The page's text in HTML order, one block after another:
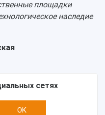
площадки
наследие
сетях
OK